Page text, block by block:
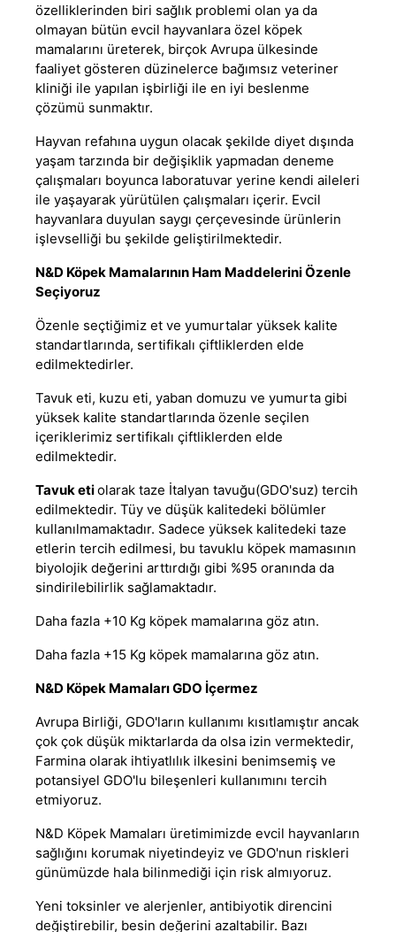
özelliklerinden biri sağlık problemi olan ya da
olmayan bütün evcil hayvanlara özel köpek
mamalarını üreterek, birçok Avrupa ülkesinde
faaliyet gösteren düzinelerce bağımsız veteriner
kliniği ile yapılan işbirliği ile en iyi beslenme
çözümü sunmaktır.
Hayvan refahına uygun olacak şekilde diyet dışında
yaşam tarzında bir değişiklik yapmadan deneme
çalışmaları boyunca laboratuvar yerine kendi aileleri
ile yaşayarak yürütülen çalışmaları içerir. Evcil
hayvanlara duyulan saygı çerçevesinde ürünlerin
işlevselliği bu şekilde geliştirilmektedir.
N&D Köpek Mamalarının Ham Maddelerini Özenle
Seçiyoruz
Özenle seçtiğimiz et ve yumurtalar yüksek kalite
standartlarında, sertifikalı çiftliklerden elde
edilmektedirler.
Tavuk eti, kuzu eti, yaban domuzu ve yumurta gibi
yüksek kalite standartlarında özenle seçilen
içeriklerimiz sertifikalı çiftliklerden elde
edilmektedir.
Tavuk etiolarak taze İtalyan tavuğu(GDO'suz) tercih
edilmektedir. Tüy ve düşük kalitedeki bölümler
kullanılmamaktadır. Sadece yüksek kalitedeki taze
etlerin tercih edilmesi, bu tavuklu köpek mamasının
biyolojik değerini arttırdığı gibi %95 oranında da
sindirilebilirlik sağlamaktadır.
Daha fazla +10 Kg köpek mamalarına göz atın.
Daha fazla +15 Kg köpek mamalarına göz atın.
N&D Köpek Mamaları GDO İçermez
Avrupa Birliği, GDO'ların kullanımı kısıtlamıştır ancak
çok çok düşük miktarlarda da olsa izin vermektedir,
Farmina olarak ihtiyatlılık ilkesini benimsemiş ve
potansiyel GDO'lu bileşenleri kullanımını tercih
etmiyoruz.
N&D Köpek Mamaları üretimimizde evcil hayvanların
sağlığını korumak niyetindeyiz ve GDO'nun riskleri
günümüzde hala bilinmediği için risk almıyoruz.
Yeni toksinler ve alerjenler, antibiyotik direncini
değiştirebilir, besin değerini azaltabilir. Bazı